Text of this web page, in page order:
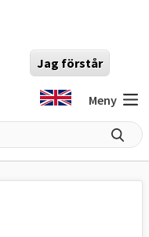
Jag förstår
Meny